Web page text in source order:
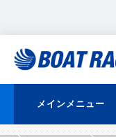
メインメニュー